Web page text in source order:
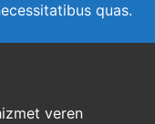
quas.
veren